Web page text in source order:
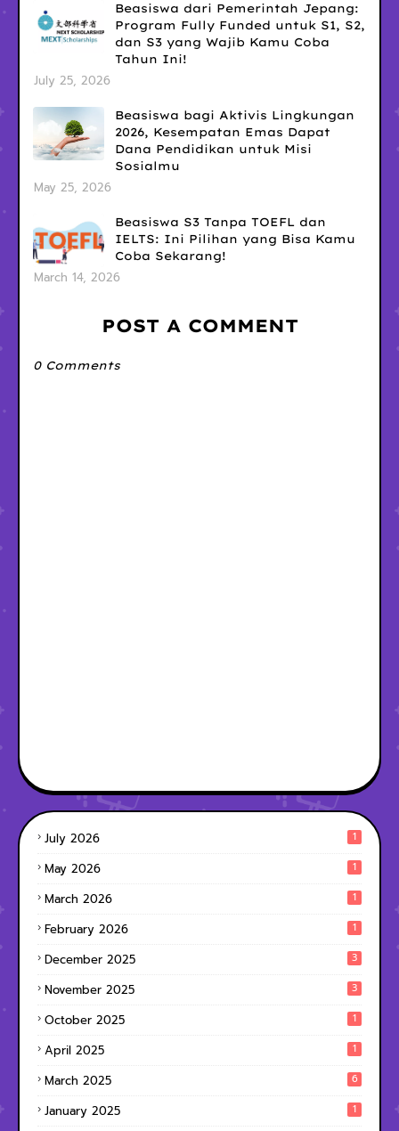
Beasiswa dari Pemerintah Jepang:
Program Fully Funded untuk S1, S2,
dan S3 yang Wajib Kamu Coba
Tahun Ini!
July 25, 2026
Beasiswa bagi Aktivis Lingkungan
2026, Kesempatan Emas Dapat
Dana Pendidikan untuk Misi
Sosialmu
May 25, 2026
Beasiswa S3 Tanpa TOEFL dan
IELTS: Ini Pilihan yang Bisa Kamu
Coba Sekarang!
March 14, 2026
POST A COMMENT
0 Comments
July 2026 1
May 2026 1
March 2026 1
February 2026 1
December 2025 3
November 2025 3
October 2025 1
April 2025 1
March 2025 6
January 2025 1